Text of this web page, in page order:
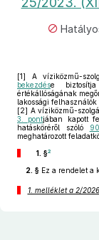
[1] A víziközmű-
bekezdése
értékállóságának
lakossági
[2] A víziközmű-
3. pontjában kapott
hatásköréről szóló
meghatározott
1. §2
2. § Ez a rendelet a
1. melléklet a 2/